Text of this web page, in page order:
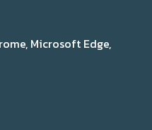
Microsoft Edge,